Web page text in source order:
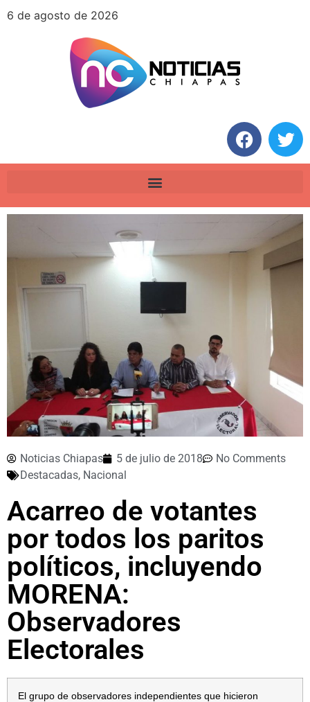
6 de agosto de 2026
Noticias Chiapas 5 de julio de 2018
No Comments
Destacadas, Nacional
Acarreo de votantes
por todos los paritos
políticos, incluyendo
MORENA:
Observadores
Electorales
El grupo de observadores independientes que hicieron